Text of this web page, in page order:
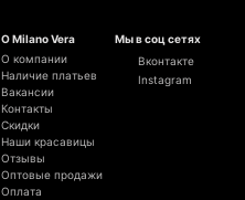
О Milano Vera
О компании
Наличие платьев
Вакансии
Контакты
Скидки
Наши красавицы
Отзывы
Оптовые продажи
Оплата
Мы в соц сетях
Вконтакте
Instagram